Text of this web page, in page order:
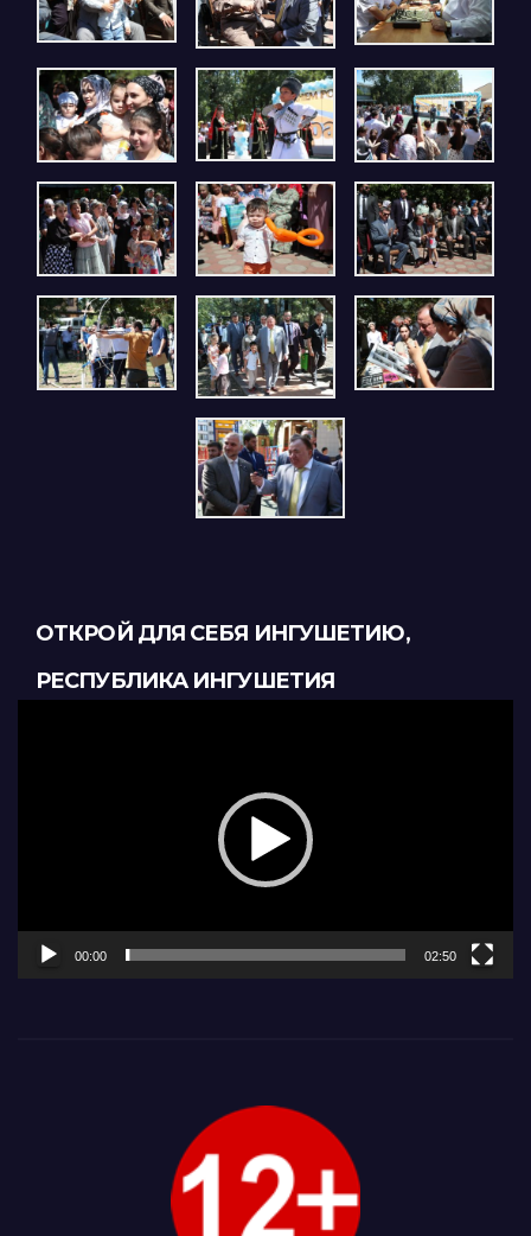
ОТКРОЙ ДЛЯ СЕБЯ ИНГУШЕТИЮ,
РЕСПУБЛИКА ИНГУШЕТИЯ
00:00 02:50